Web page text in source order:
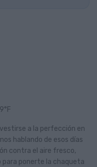
a la perfección en
hablando de esos días
contra el aire fresco,
para ponerte la chaqueta